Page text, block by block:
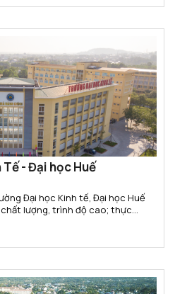
- Đại học Huế
Đại học Kinh tế, Đại học Huế
lượng, trình độ cao; thực
giao công nghệ, cung
và quản lý phục vụ sự...